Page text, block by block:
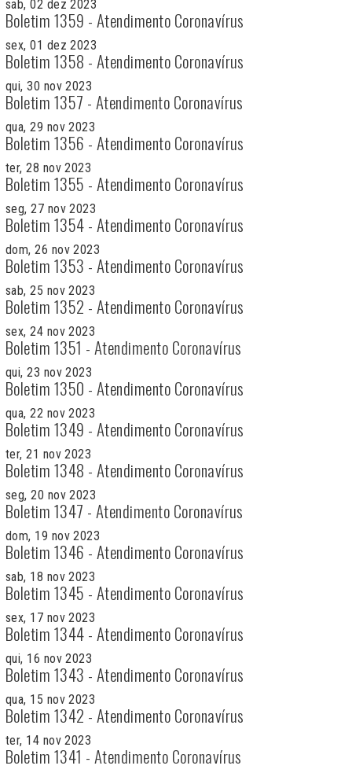
sab, 02 dez 2023
Boletim 1359 - Atendimento Coronavírus
sex, 01 dez 2023
Boletim 1358 - Atendimento Coronavírus
qui, 30 nov 2023
Boletim 1357 - Atendimento Coronavírus
qua, 29 nov 2023
Boletim 1356 - Atendimento Coronavírus
ter, 28 nov 2023
Boletim 1355 - Atendimento Coronavírus
seg, 27 nov 2023
Boletim 1354 - Atendimento Coronavírus
dom, 26 nov 2023
Boletim 1353 - Atendimento Coronavírus
sab, 25 nov 2023
Boletim 1352 - Atendimento Coronavírus
sex, 24 nov 2023
Boletim 1351 - Atendimento Coronavírus
qui, 23 nov 2023
Boletim 1350 - Atendimento Coronavírus
qua, 22 nov 2023
Boletim 1349 - Atendimento Coronavírus
ter, 21 nov 2023
Boletim 1348 - Atendimento Coronavírus
seg, 20 nov 2023
Boletim 1347 - Atendimento Coronavírus
dom, 19 nov 2023
Boletim 1346 - Atendimento Coronavírus
sab, 18 nov 2023
Boletim 1345 - Atendimento Coronavírus
sex, 17 nov 2023
Boletim 1344 - Atendimento Coronavírus
qui, 16 nov 2023
Boletim 1343 - Atendimento Coronavírus
qua, 15 nov 2023
Boletim 1342 - Atendimento Coronavírus
ter, 14 nov 2023
Boletim 1341 - Atendimento Coronavírus